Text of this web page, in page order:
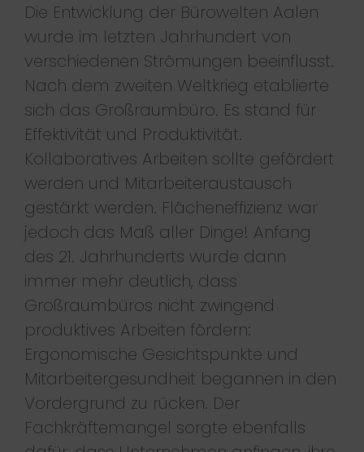
Die Entwicklung der Bürowelten Aalen
wurde im letzten Jahrhundert von
verschiedenen Strömungen beeinflusst.
Nach dem zweiten Weltkrieg etablierte
sich das Großraumbüro. Es stand für
Effektivität und Produktivität.
Kollaboratives Arbeiten sollte gefördert
werden und Mitarbeiteraustausch
gestärkt werden. Flächeneffizienz war
jedoch das Maß aller Dinge! Anfang
des 21. Jahrhunderts wurde dann
immer mehr deutlich, dass
Großraumbüros nicht zwingend
produktives Arbeiten fördern:
Ergonomische Gesichtspunkte und
Mitarbeitergesundheit begannen in den
Vordergrund zu rücken. Der
Fachkräftemangel sorgte ebenfalls